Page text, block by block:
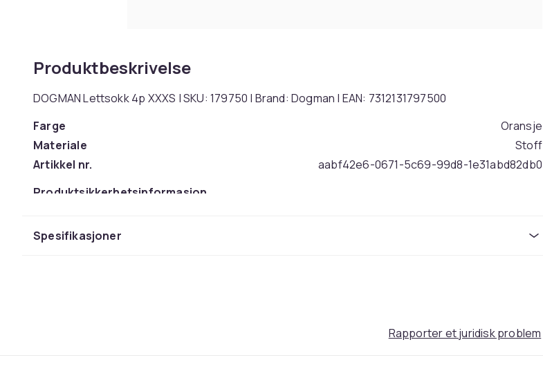
Produktbeskrivelse
DOGMAN Lettsokk 4p XXXS | SKU: 179750 | Brand: Dogman | EAN: 7312131797500
Farge
Oransje
Materiale
Stoff
Artikkel nr.
aabf42e6-0671-5c69-99d8-1e31abd82db0
Produktsikkerhetsinformasjon
Spesifikasjoner
Rapporter et juridisk problem